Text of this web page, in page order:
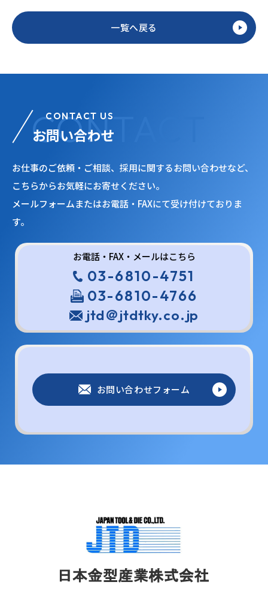
一覧へ戻る
CONTACT US
お問い合わせ
お仕事のご依頼・ご相談、採用に関するお問い合わせなど、
こちらからお気軽にお寄せください。
メールフォームまたはお電話・FAXにて受け付けておりま
す。
お電話・FAX・メールはこちら
03-6810-4751
03-6810-4766
jtd＠jtdtky.co.jp
お問い合わせフォーム